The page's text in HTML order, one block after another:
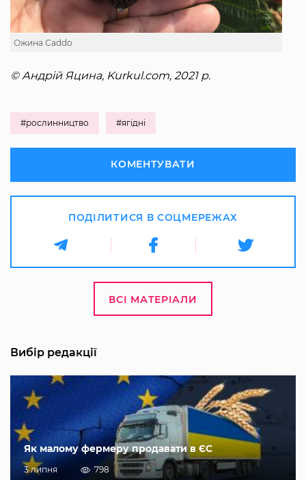
Ожина Caddo
© Андрій Яцина, Kurkul.com, 2021 р.
#рослинництво #ягідні
КОМЕНТУВАТИ
ПОДІЛИТИСЯ В СОЦМЕРЕЖАХ
ВСІ МАТЕРІАЛИ
Вибір редакції
Як малому фермеру продавати в ЄС
3 липня 798